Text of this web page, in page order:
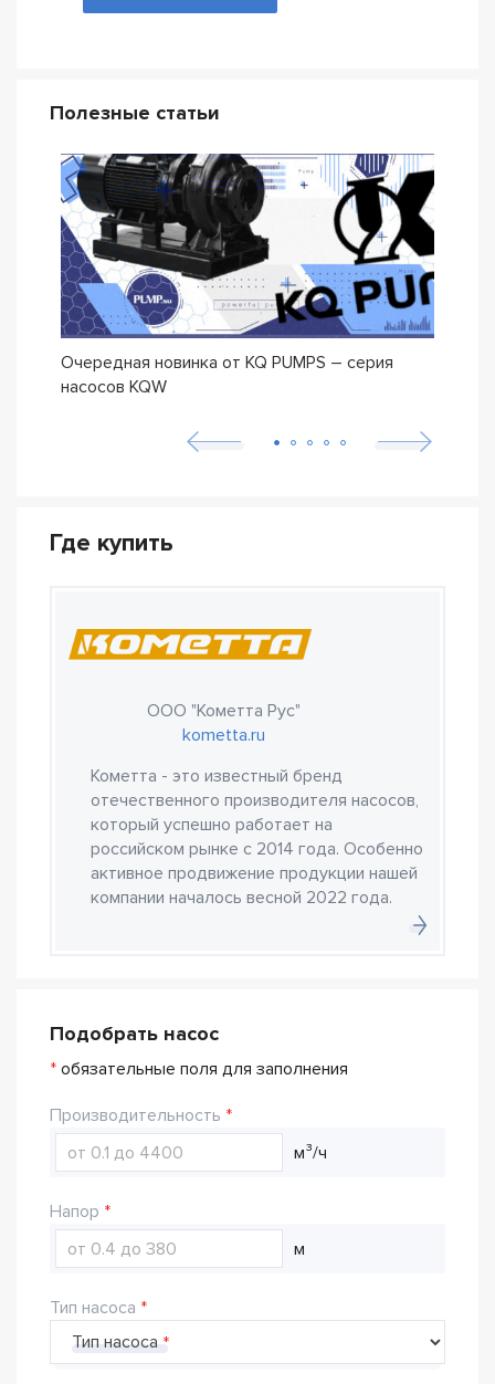
Полезные статьи
Очередная новинка от KQ PUMPS – серия
насосов KQW
Где купить
ООО "Кометта Рус"
kometta.ru
Кометта - это известный бренд
отечественного производителя насосов,
который успешно работает на
российском рынке с 2014 года. Особенно
активное продвижение продукции нашей
компании началось весной 2022 года.
Подобрать насос
* обязательные поля для заполнения
Производительность
м³/ч
Напор
м
Тип насоса
Тип насоса